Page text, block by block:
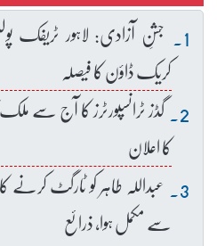
جشنِ آزادی: لاہور ٹریفک
کریک ڈاؤن کا فیصلہ
گڈز ٹرانسپورٹرز کا آج سے
کا اعلان
عبداللہ طاہر کو ٹارگٹ
سے مکمل ہوا، ذرائع